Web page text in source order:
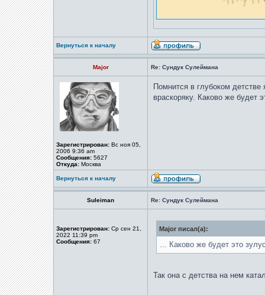
Вернуться к началу
Major Re: Сундук Сулеймана
Зарегистрирован: Вс ноя 05,
2006 9:36 am
Сообщения: 5627
Откуда: Москва
Помнится в глубоком
враскоряку. Каково же будет
Вернуться к началу
Suleiman Re: Сундук Сулеймана
Зарегистрирован: Ср сен 21,
2022 11:39 pm
Сообщения: 67
Major писал(а):
... Каково же будет это
Так она с детства на нем